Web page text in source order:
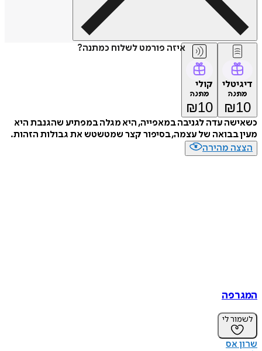
איזה פורמט לשלוח כמתנה?
דיגיטלי
מתנה
₪10
קולי
מתנה
₪10
כשאישה עדה לגניבה במאפייה, היא מגלה במפתיע שהגנבת היא
מעין בבואה של עצמה, בסיפור קצר שמטשטש את גבולות הזהות.
הצצה מהירה
המגרפה
לשמור לי
שרון אס